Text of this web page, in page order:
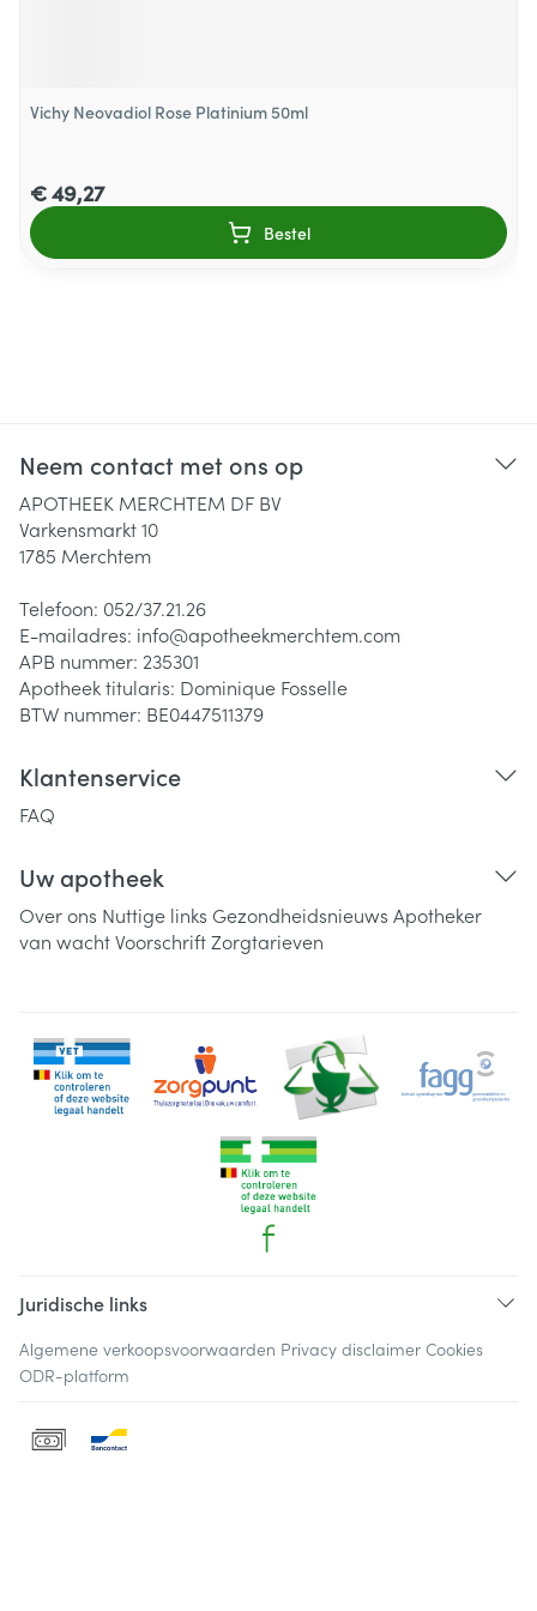
Vichy Neovadiol Rose Platinium 50ml
€ 49,27
Bestel
Neem contact met ons op
APOTHEEK MERCHTEM DF BV
Varkensmarkt 10
1785 Merchtem
Telefoon: 052/37.21.26
E-mailadres: info@apotheekmerchtem.com
APB nummer: 235301
Apotheek titularis: Dominique Fosselle
BTW nummer: BE0447511379
Klantenservice
FAQ
Uw apotheek
Over ons Nuttige links Gezondheidsnieuws Apotheker
van wachtVoorschriftZorgtarieven
Juridische links
Algemene verkoopsvoorwaarden Privacy disclaimer Cookies
ODR-platform